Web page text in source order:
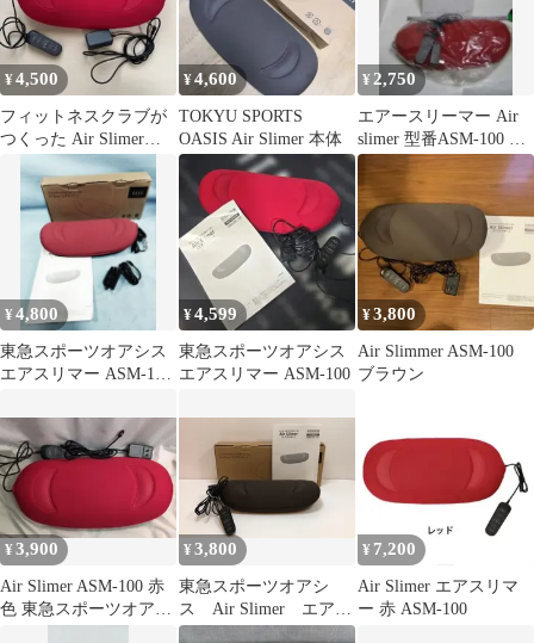
¥4,500
フィットネスクラブが
つくった Air Slimer
ASM-100
¥4,600
TOKYU SPORTS
OASIS Air Slimer 本体
¥ 2,750
エアースリーマー Air
slimer 型番ASM-100 体
操 運動 器具
¥4,800
東急スポーツオアシス
エアスリマー ASM‐100
¥4,599
東急スポーツオアシス
エアスリマー ASM-100
¥3,800
Air Slimmer ASM-100
ブラウン
¥3,900
Air Slimer ASM-100 赤
色 東急スポーツオアシ
¥3,800
東急スポーツオアシ
ス Air Slimer エアス
リマー ASM-100
¥ 7,200
Air Slimer エアスリマ
ー 赤 ASM-100